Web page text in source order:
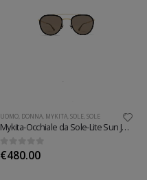
UOMO DONNA, MYKITA, SOLE SOLE
Mykita-Occhiale da Sole-Lite Sun Jarmo
0out of 5
€480.00